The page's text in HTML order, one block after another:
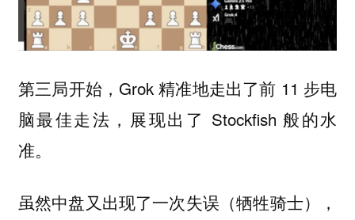
第三局开始，Grok 精准地走出了前 11 步电
脑最佳走法，展现出了 Stockfish 般的水
准。
虽然中盘又出现了一次失误（牺牲骑士），